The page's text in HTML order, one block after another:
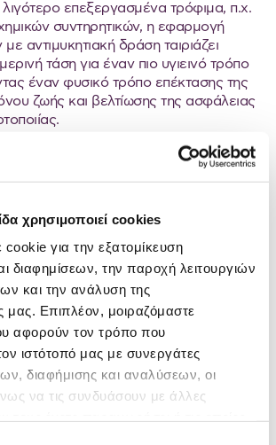
χρησιμοποιεί cookies
για την εξατομίκευση
διαφημίσεων, την παροχή λειτουργιών
και την ανάλυση της
μας. Επιπλέον, μοιραζόμαστε
αφορούν τον τρόπο που
ιστότοπό μας με συνεργάτες
διαφήμισης και αναλύσεων, οι
να τις συνδυάσουν με άλλες
επεξεργασμένα τρόφιμα, π.χ.
συντηρητικών, η εφαρμογή
αντιμυκητιακή δράση ταιριάζει
τάση για έναν πιο υγιεινό τρόπο
έναν φυσικό τρόπο επέκτασης της
ζωής και βελτίωσης της ασφάλειας
σε ελληνικά προϊόντα
εκτός από το τεχνολογικό
των ιδιαίτερων
των προϊόντων
έναντι της ανάπτυξης μυκήτων,
σε εμπορική κλίμακα.
του έργου είναι να απομονώσει
τη μικροχλωρίδα ελληνικών
για την παραγωγή νέων
με βελτιωμένα οργανοληπτικά